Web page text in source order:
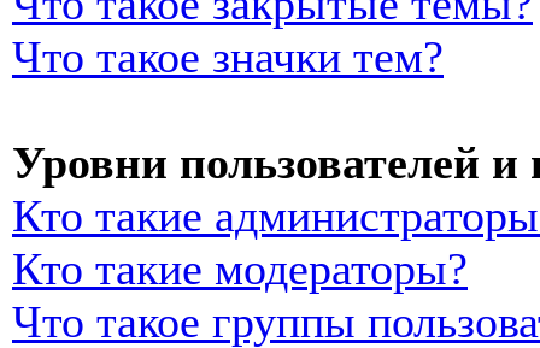
Что такое значки тем?
Уровни пользователей
Кто такие
Кто такие модераторы?
Что такое группы